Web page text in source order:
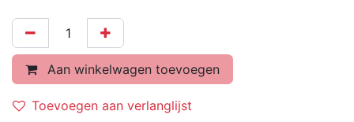
Aan winkelwagen toevoegen
Toevoegen aan verlanglijst